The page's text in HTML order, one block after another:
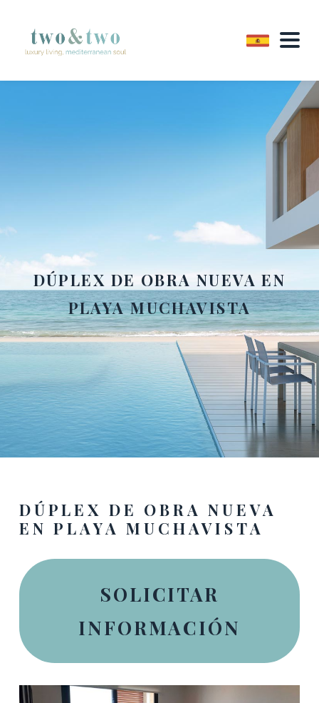
DÚPLEX DE OBRA NUEVA EN
PLAYA MUCHAVISTA
DÚPLEX DE OBRA NUEVA
EN PLAYA MUCHAVISTA
SOLICITAR
INFORMACIÓN